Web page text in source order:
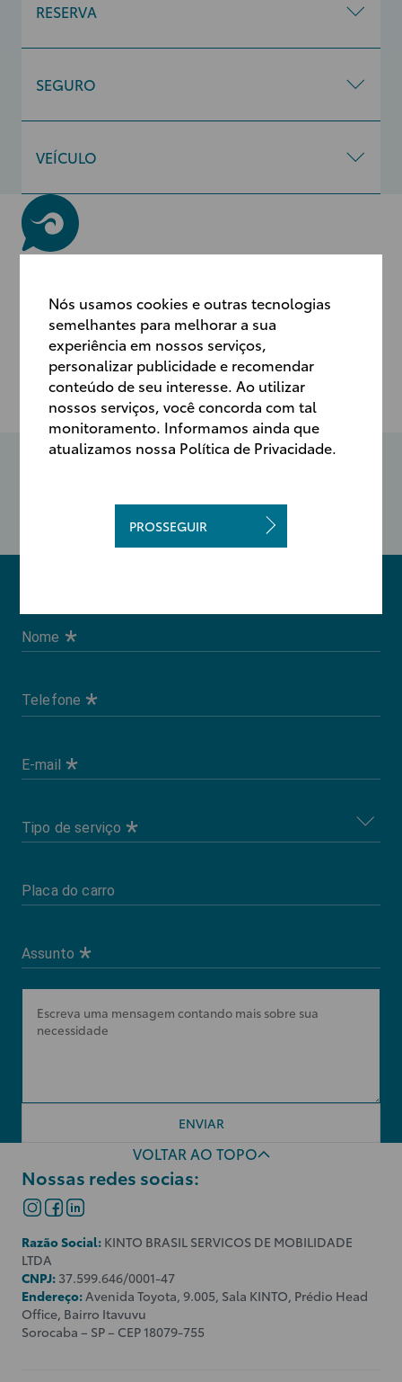
RESERVA
SEGURO
VEÍCULO
EXPERIMENTE A PRATICIDADE DO NOSSO
CHATBOT
Para obter respostas rápidas e eficientes às suas
perguntas, basta clicar no ícone do chat no canto
inferior direito da página. Estamos prontos para lhe
ajudar a qualquer hora por lá.
CENTRAL DE RELACIONAMENTO
0800 703 02 06
de segunda a sexta-feira.
das 8h às 18h.
Nome *
Telefone *
E-mail *
Tipo de serviço *
Placa do carro
Assunto *
ENVIAR
VOLTAR AO TOPO
Nossas redes socias:
Razão Social: KINTO BRASIL SERVICOS DE MOBILIDADE
LTDA
CNPJ: 37.599.646/0001-47
Endereço:Avenida Toyota, 9.005, Sala KINTO, Prédio Head
Office, Bairro Itavuvu
Sorocaba – SP – CEP 18079-755
Nós usamos cookies e outras tecnologias
semelhantes para melhorar a sua
experiência em nossos serviços,
personalizar publicidade e recomendar
conteúdo de seu interesse. Ao utilizar
nossos serviços, você concorda com tal
monitoramento. Informamos ainda que
atualizamos nossa Política de Privacidade.
PROSSEGUIR